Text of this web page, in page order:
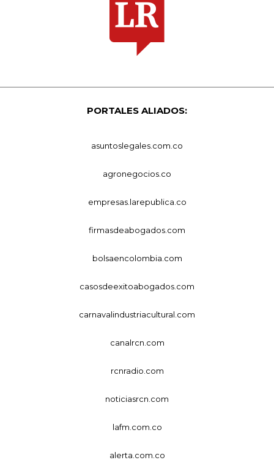
PORTALES ALIADOS:
asuntoslegales.com.co
agronegocios.co
empresas.larepublica.co
firmasdeabogados.com
bolsaencolombia.com
casosdeexitoabogados.com
carnavalindustriacultural.com
canalrcn.com
rcnradio.com
noticiasrcn.com
lafm.com.co
alerta.com.co